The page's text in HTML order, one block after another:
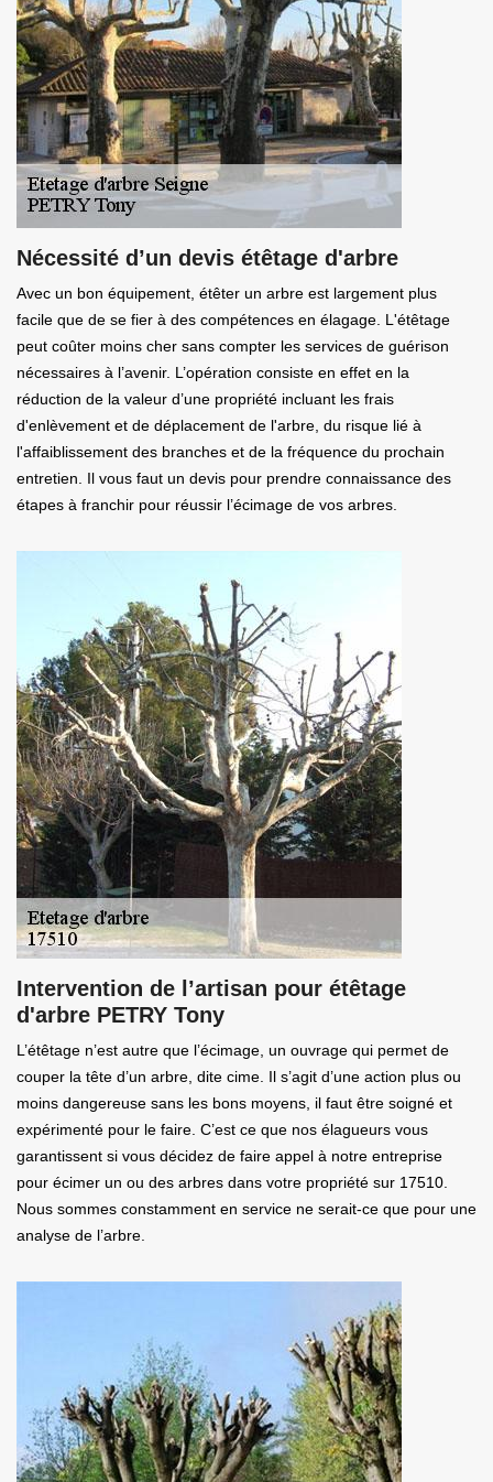
Nécessité d’un devis étêtage d'arbre
Avec un bon équipement, étêter un arbre est largement plus
facile que de se fier à des compétences en élagage. L'étêtage
peut coûter moins cher sans compter les services de guérison
nécessaires à l’avenir. L’opération consiste en effet en la
réduction de la valeur d’une propriété incluant les frais
d'enlèvement et de déplacement de l'arbre, du risque lié à
l'affaiblissement des branches et de la fréquence du prochain
entretien. Il vous faut un devis pour prendre connaissance des
étapes à franchir pour réussir l’écimage de vos arbres.
Intervention de l’artisan pour étêtage
d'arbre PETRY Tony
L’étêtage n’est autre que l’écimage, un ouvrage qui permet de
couper la tête d’un arbre, dite cime. Il s’agit d’une action plus ou
moins dangereuse sans les bons moyens, il faut être soigné et
expérimenté pour le faire. C’est ce que nos élagueurs vous
garantissent si vous décidez de faire appel à notre entreprise
pour écimer un ou des arbres dans votre propriété sur 17510.
Nous sommes constamment en service ne serait-ce que pour une
analyse de l’arbre.